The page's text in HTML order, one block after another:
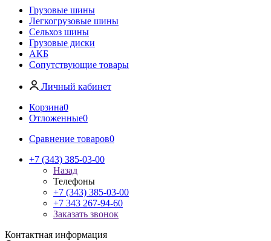
Грузовые шины
Легкогрузовые шины
Сельхоз шины
Грузовые диски
АКБ
Сопутствующие товары
Личный кабинет
Корзина0
Отложенные0
Сравнение товаров0
+7 (343) 385-03-00
Назад
Телефоны
+7 (343) 385-03-00
+7 343 267-94-60
Заказать звонок
Контактная информация